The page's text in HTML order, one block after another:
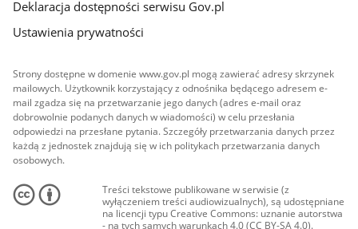
Deklaracja dostępności serwisu Gov.pl
Ustawienia prywatności
Strony dostępne w domenie www.gov.pl mogą zawierać adresy skrzynek
mailowych. Użytkownik korzystający z odnośnika będącego adresem e-
mail zgadza się na przetwarzanie jego danych (adres e-mail oraz
dobrowolnie podanych danych w wiadomości) w celu przesłania
odpowiedzi na przesłane pytania. Szczegóły przetwarzania danych przez
każdą z jednostek znajdują się w ich politykach przetwarzania danych
osobowych.
Treści tekstowe publikowane w serwisie (z
wyłączeniem treści audiowizualnych), są udostępniane
na licencji typu Creative Commons: uznanie autorstwa
- na tych samych warunkach 4.0 (CC BY-SA 4.0).